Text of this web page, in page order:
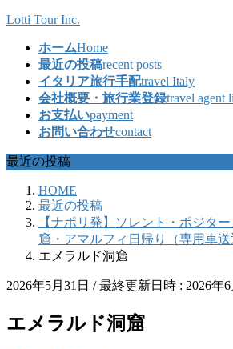
コ
ッ
プ
ナ
移
動
Lotti Tour Inc.
ホームHome
最近の投稿recent posts
イタリア旅行手配travel Italy
会社概要・旅行業登録travel agent
お支払いpayment
お問い合わせcontact
最近の投稿
HOME
最近の投稿
【ナポリ発】ソレント・ポジタ
窟・アマルフィ日帰り（専用車送
エメラルド洞窟
2026年5月31日 / 最終更新日時 : 2026年6
エメラルド洞窟